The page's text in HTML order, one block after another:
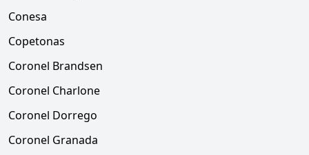
Conesa
Copetonas
Coronel Brandsen
Coronel Charlone
Coronel Dorrego
Coronel Granada